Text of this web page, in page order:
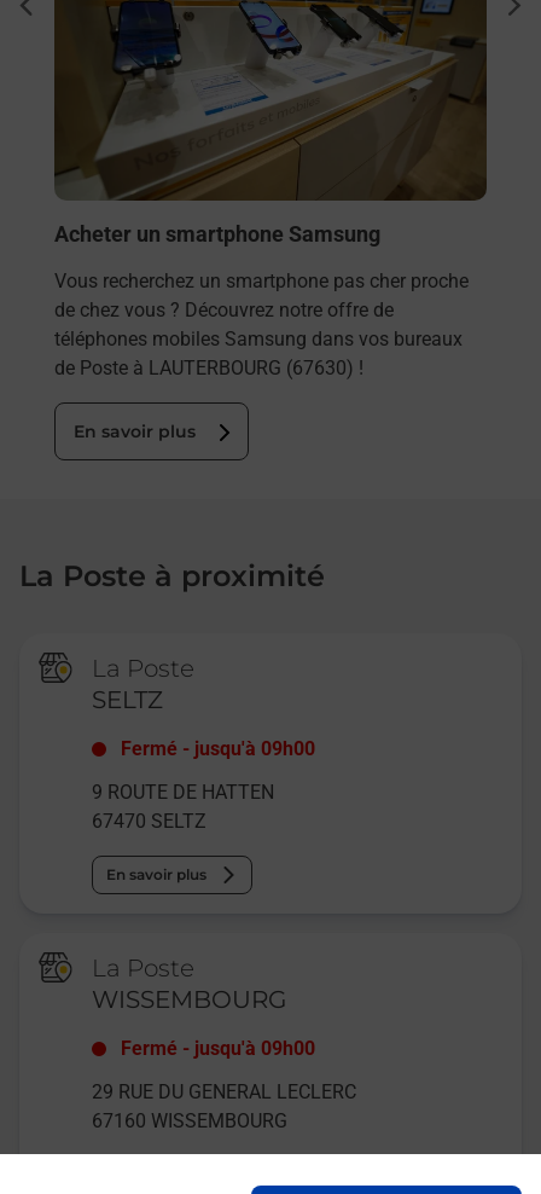
Acheter un smartphone Samsung
Vous recherchez un smartphone pas cher proche
de chez vous ? Découvrez notre offre de
téléphones mobiles Samsung dans vos bureaux
de Poste à LAUTERBOURG (67630) !
En savoir plus
La Poste à proximité
La Poste
SELTZ
Fermé - jusqu'à 09h00
9 ROUTE DE HATTEN
67470 SELTZ
En savoir plus
La Poste
WISSEMBOURG
Fermé - jusqu'à 09h00
29 RUE DU GENERAL LECLERC
67160 WISSEMBOURG